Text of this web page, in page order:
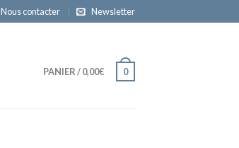
Nous contacter Newsletter
PANIER/0,00€ 0